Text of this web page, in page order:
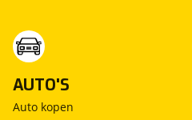
AUTO'S
Auto kopen